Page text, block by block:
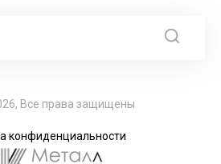
Все права защищены
конфиденциальности